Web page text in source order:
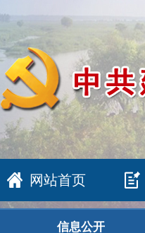
网站首页
信息公开